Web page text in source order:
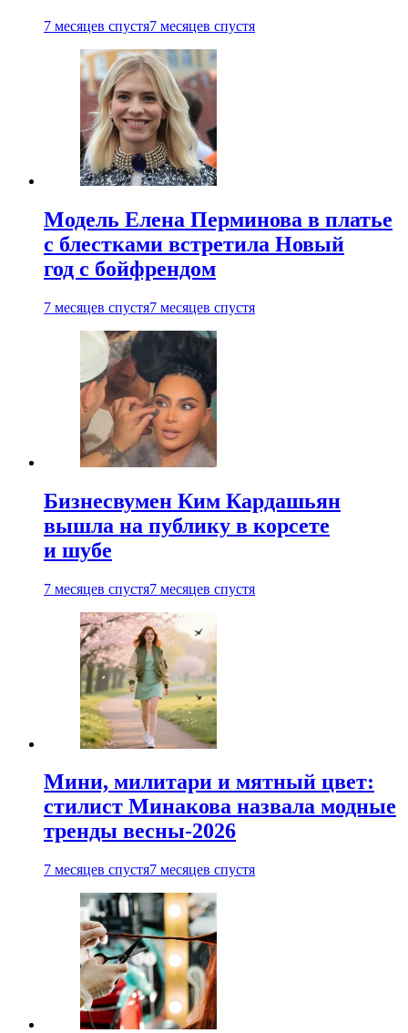
7 месяцев спустя7 месяцев спустя
Модель Елена Перминова в платье
с блестками встретила Новый
год с бойфрендом
7 месяцев спустя7 месяцев спустя
Бизнесвумен Ким Кардашьян
вышла на публику в корсете
и шубе
7 месяцев спустя7 месяцев спустя
Мини, милитари и мятный цвет:
стилист Минакова назвала модные
тренды весны-2026
7 месяцев спустя7 месяцев спустя